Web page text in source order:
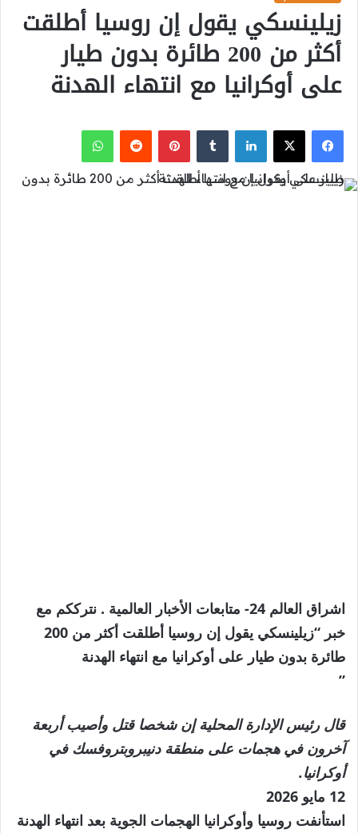
زيلينسكي يقول إن روسيا أطلقت
أكثر من 200 طائرة بدون طيار
على أوكرانيا مع انتهاء الهدنة
فيسبوك
‫X لينكدإن بينتيريست واتساب
اشراق العالم 24- متابعات الأخبار العالمية . نترككم مع
خبر “زيلينسكي يقول إن روسيا أطلقت أكثر من 200
طائرة بدون طيار على أوكرانيا مع انتهاء الهدنة
”
قال رئيس الإدارة المحلية إن شخصا قتل وأصيب أربعة
آخرون في هجمات على منطقة دنيبروبتروفسك في
أوكرانيا.
نُشرت
في
12 مايو 2026
استأنفت روسيا وأوكرانيا الهجمات الجوية بعد انتهاء الهدنة